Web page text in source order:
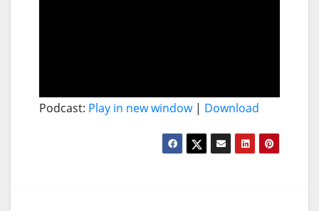
Podcast: Play in new window| Download